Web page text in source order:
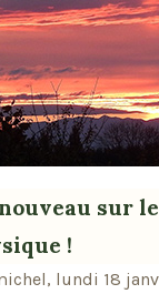
sur
!
lundi 18